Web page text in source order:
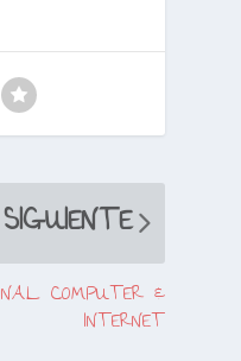
SIGUIENTE
COMPUTER &
INTERNET